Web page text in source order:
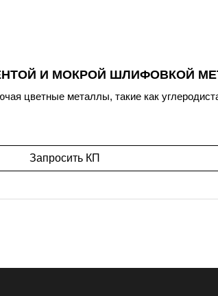
И МОКРОЙ ШЛИФОВКОЙ
цветные металлы, такие как
Запросить КП